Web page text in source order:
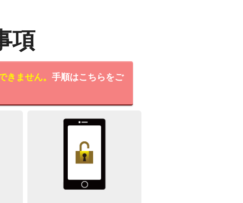
項
きません。 手順はこちらをご